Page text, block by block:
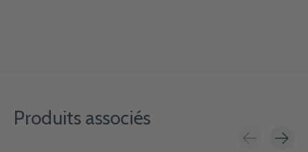
Produits associés